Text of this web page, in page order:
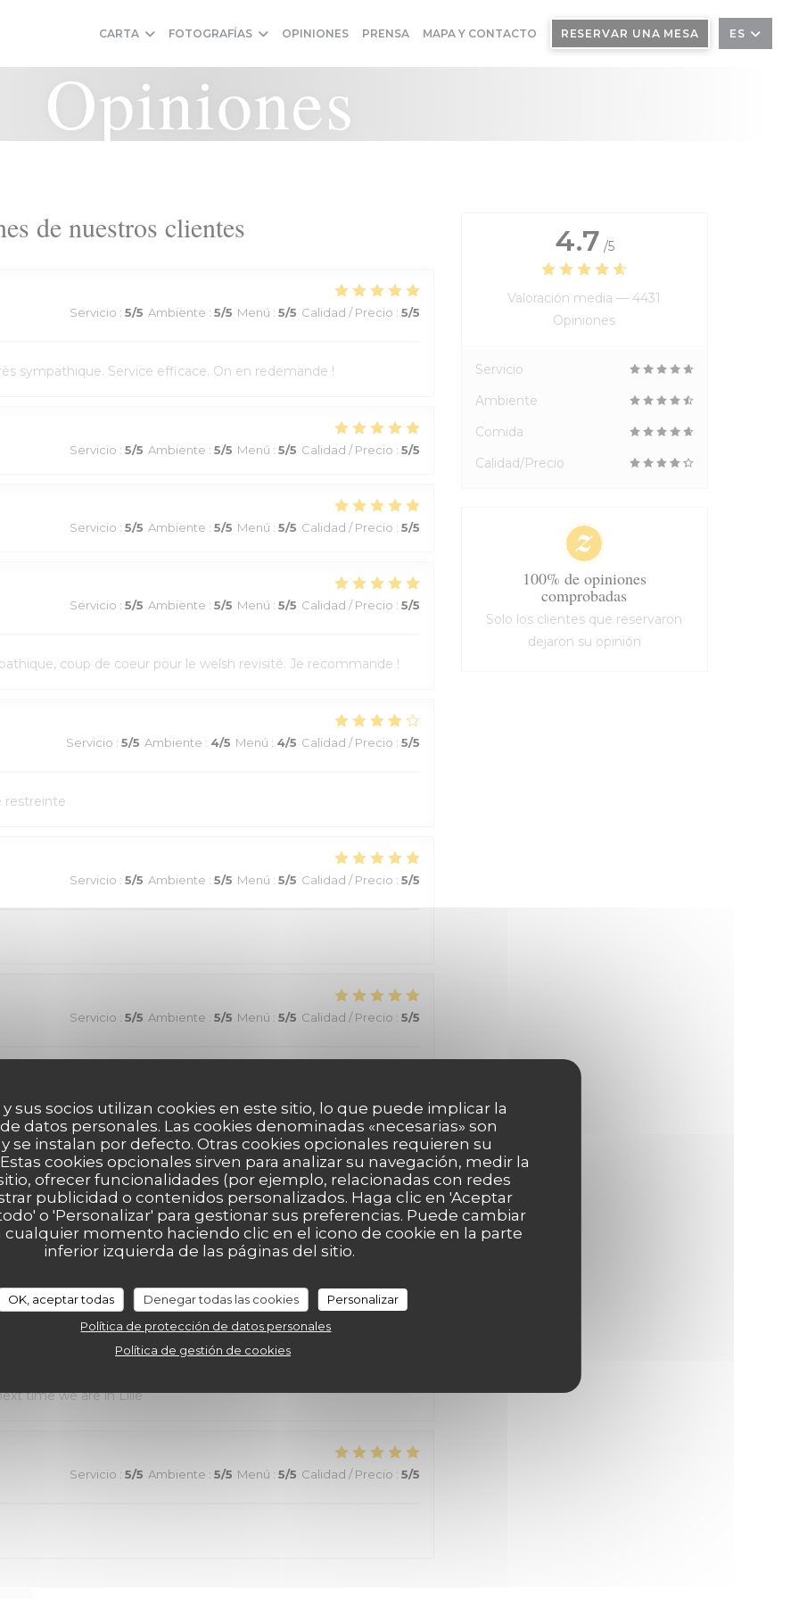
sus socios utilizan cookies en este sitio, lo que puede implicar la
datos personales. Las cookies denominadas «necesarias» son
se instalan por defecto. Otras cookies opcionales requieren su
cookies opcionales sirven para analizar su navegación, medir la
ofrecer funcionalidades (por ejemplo, relacionadas con redes
publicidad o contenidos personalizados. Haga clic en 'Aceptar
o 'Personalizar' para gestionar sus preferencias. Puede cambiar
cualquier momento haciendo clic en el icono de cookie en la parte
inferior izquierda de las páginas del sitio.
OK, aceptar todas Denegar todas las cookies
Personalizar
Política de protección de datos personales
Política de gestión de cookies
CARTA FOTOGRAFÍAS OPINIONES PRENSA MAPA Y CONTACTO RESERVAR UNA MESA ES
Opiniones
de nuestros clientes
Servicio : 5/5 Ambiente : 5/5 Menú : 5/5 Calidad / Precio : 5/5
sympathique. Service efficace. On en redemande !
Servicio : 5/5 Ambiente : 5/5 Menú : 5/5 Calidad / Precio : 5/5
Servicio : 5/5 Ambiente : 5/5 Menú : 5/5 Calidad / Precio : 5/5
Servicio : 5/5 Ambiente : 5/5 Menú : 5/5 Calidad / Precio : 5/5
coup de coeur pour le welsh revisité. Je recommande !
Servicio : 5/5 Ambiente : 4/5 Menú : 4/5 Calidad / Precio : 5/5
restreinte
Servicio : 5/5 Ambiente : 5/5 Menú : 5/5 Calidad / Precio : 5/5
Servicio : 5/5 Ambiente : 5/5 Menú : 5/5 Calidad / Precio : 5/5
!
Servicio /5 Ambiente: Calidad / Precio /5
au top et nourriture de très bonne qualité. J’ai pris la cote de
excellentes. Nous recommandons sans aucune hésitation.
Servicio:4 /5 Ambiente:5/5 Menú:5/5 Calidad / Precio:4
most helpful, the ambiance was “Old Lille” charm, and the
time we are in Lille
Servicio : 5/5 Ambiente : 5/5 Menú : 5/5 Calidad / Precio : 5/5
4.7 /5
Valoración media —4431
Opiniones
Servicio
Ambiente
Comida
Calidad/Precio
100% de opiniones
comprobadas
Solo los clientes que reservaron
dejaron su opinión